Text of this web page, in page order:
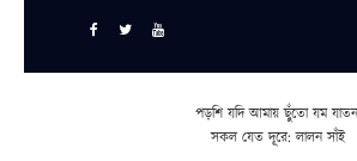
পড়শি যদি আমায় ছুঁতো যম
সকল যেত দূরে: লালন সাঁই